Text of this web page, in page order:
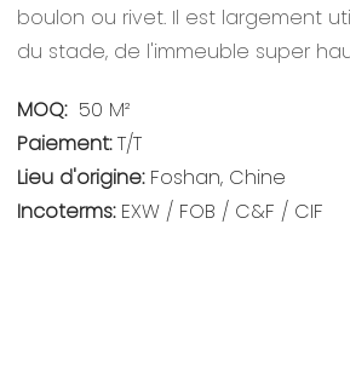
boulon ou rivet. Il est largement
du stade, de l'immeuble super
MOQ: 50 M²
Paiement:T/T
Lieu d'origine: Foshan, Chine
Incoterms: EXW / FOB / C&F / CIF